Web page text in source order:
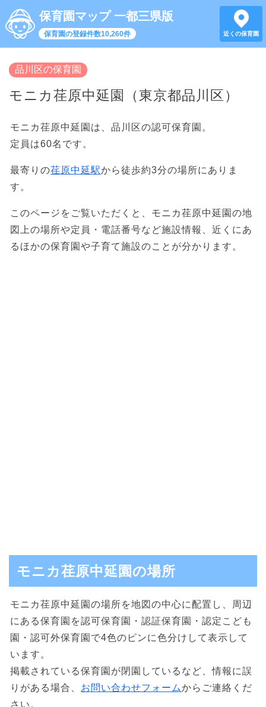
保育園マップ 一都三県版
保育園の登録件数10,260件 近くの保育園
品川区の保育園
モニカ荏原中延園（東京都品川区）
モニカ荏原中延園は、品川区の認可保育園。
定員は60名です。
最寄りの荏原中延駅から徒歩約3分の場所にありま
す。
このページをご覧いただくと、モニカ荏原中延園の地
図上の場所や定員・電話番号など施設情報、近くにあ
るほかの保育園や子育て施設のことが分かります。
モニカ荏原中延園の場所
モニカ荏原中延園の場所を地図の中心に配置し、周辺
にある保育園を認可保育園・認証保育園・認定こども
園・認可外保育園で4色のピンに色分けして表示して
います。
掲載されている保育園が閉園しているなど、情報に誤
りがある場合、 お問い合わせフォームからご連絡くだ
さい。